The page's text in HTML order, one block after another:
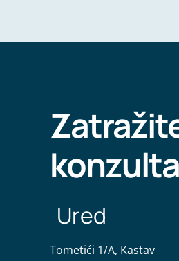
Tometići 1/A, Kastav